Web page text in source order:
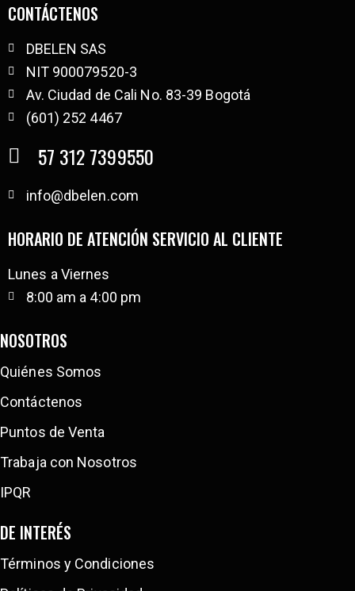
CONTÁCTENOS
DBELEN SAS
NIT 900079520-3
Av. Ciudad de Cali No. 83-39 Bogotá
(601) 252 4467
57 312 7399550
info@dbelen.com
HORARIO DE ATENCIÓN SERVICIO AL CLIENTE
Lunes a Viernes
8:00 am a 4:00 pm
NOSOTROS
Quiénes Somos
Contáctenos
Puntos de Venta
Trabaja con Nosotros
IPQR
DE INTERÉS
Términos y Condiciones